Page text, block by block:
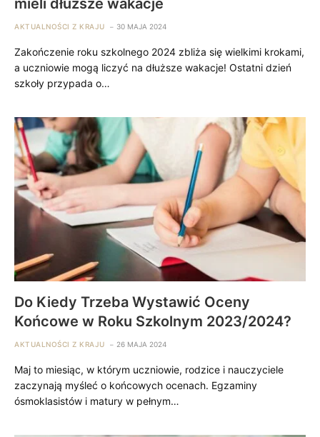
mieli dłuższe wakacje
AKTUALNOŚCI Z KRAJU 30 MAJA 2024
Zakończenie roku szkolnego 2024 zbliża się wielkimi krokami,
a uczniowie mogą liczyć na dłuższe wakacje! Ostatni dzień
szkoły przypada o…
Do Kiedy Trzeba Wystawić Oceny
Końcowe w Roku Szkolnym 2023/2024?
AKTUALNOŚCI Z KRAJU 26 MAJA 2024
Maj to miesiąc, w którym uczniowie, rodzice i nauczyciele
zaczynają myśleć o końcowych ocenach. Egzaminy
ósmoklasistów i matury w pełnym…